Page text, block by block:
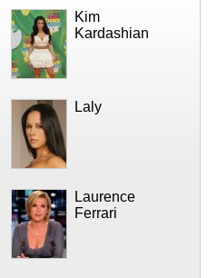
Kim
Kardashian
Laly
Laurence
Ferrari